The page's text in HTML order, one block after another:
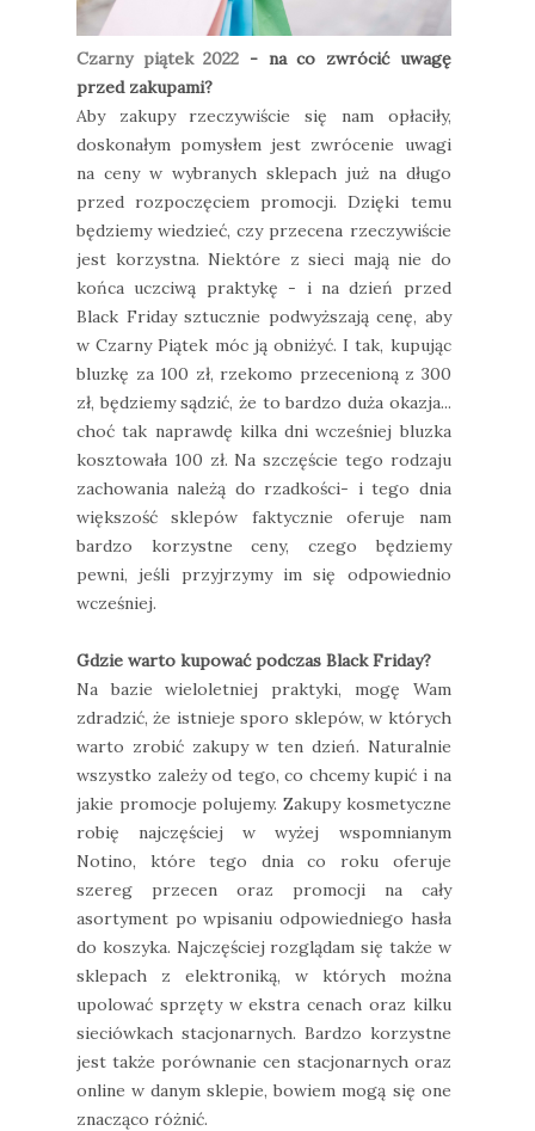
Czarny piątek 2022 - na co zwrócić uwagę
przed zakupami?
Aby zakupy rzeczywiście się nam opłaciły,
doskonałym pomysłem jest zwrócenie uwagi
na ceny w wybranych sklepach już na długo
przed rozpoczęciem promocji. Dzięki temu
będziemy wiedzieć, czy przecena rzeczywiście
jest korzystna. Niektóre z sieci mają nie do
końca uczciwą praktykę - i na dzień przed
Black Friday sztucznie podwyższają cenę, aby
w Czarny Piątek móc ją obniżyć. I tak, kupując
bluzkę za 100 zł, rzekomo przecenioną z 300
zł, będziemy sądzić, że to bardzo duża okazja...
choć tak naprawdę kilka dni wcześniej bluzka
kosztowała 100 zł. Na szczęście tego rodzaju
zachowania należą do rzadkości- i tego dnia
większość sklepów faktycznie oferuje nam
bardzo korzystne ceny, czego będziemy
pewni, jeśli przyjrzymy im się odpowiednio
wcześniej.
Gdzie warto kupować podczas Black Friday?
Na bazie wieloletniej praktyki, mogę Wam
zdradzić, że istnieje sporo sklepów, w których
warto zrobić zakupy w ten dzień. Naturalnie
wszystko zależy od tego, co chcemy kupić i na
jakie promocje polujemy. Zakupy kosmetyczne
robię najczęściej w wyżej wspomnianym
Notino, które tego dnia co roku oferuje
szereg przecen oraz promocji na cały
asortyment po wpisaniu odpowiedniego hasła
do koszyka. Najczęściej rozglądam się także w
sklepach z elektroniką, w których można
upolować sprzęty w ekstra cenach oraz kilku
sieciówkach stacjonarnych. Bardzo korzystne
jest także porównanie cen stacjonarnych oraz
online w danym sklepie, bowiem mogą się one
znacząco różnić.